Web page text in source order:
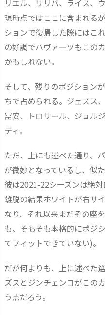
リエル、サリバ、ライス、
現時点ではここに含まれる
ションで復帰した際にはこ
の好調でハヴァーツもこの
かもしれない。
そして、残りのポジション
ちで占められる。ジェズス
冨安、トロサール、ジョル
ティ。
ただ、上にも述べた通り、
が微妙となっているし、似
彼は2021-22シーズンは絶
離脱の結果ホワイトが右サ
なり、それ以来まだその座
も、そもそも本格的にポジ
てフィットできていない)。
だが何よりも、上に述べた
ズスとジンチェンコがこの
う点だろう。